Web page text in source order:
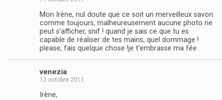
Mon Irène, nul doute que ce soit un merveilleux savon
comme toujours, malheureusement aucune photo ne
peut s’afficher, snif ! quand je sais ce que tu es
capable de réaliser de tes mains, quel dommage !
please, fais quelque chose !je t’embrasse ma fée
venezia
12 octobre 2011
Irène,